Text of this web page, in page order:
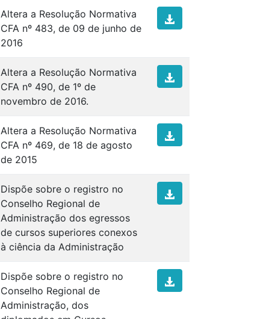
Altera a Resolução Normativa
CFA nº 483, de 09 de junho de
2016
Altera a Resolução Normativa
CFA nº 490, de 1º de
novembro de 2016.
Altera a Resolução Normativa
CFA nº 469, de 18 de agosto
de 2015
Dispõe sobre o registro no
Conselho Regional de
Administração dos egressos
de cursos superiores conexos
à ciência da Administração
Dispõe sobre o registro no
Conselho Regional de
Administração, dos